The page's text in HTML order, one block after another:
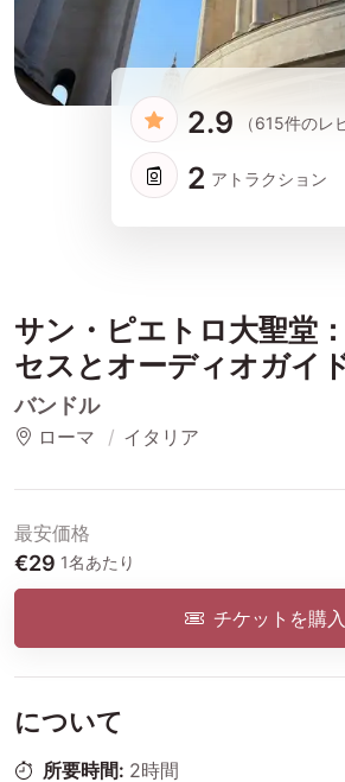
2.9 （615件のレ
2 アトラクション
サン・ピエトロ大聖堂
セスとオーディオガイ
バンドル
ローマ イタリア
最安価格
€29 1名あたり
チケットを購入
について
所要時間: 2時間